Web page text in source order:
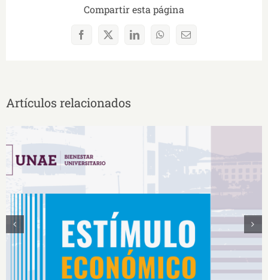
Compartir esta página
Facebook
X LinkedInWhatsAppCorreo
Artículos relacionados
Estímulos Económicos para Deportistas de Alto
Rendimiento IS2026